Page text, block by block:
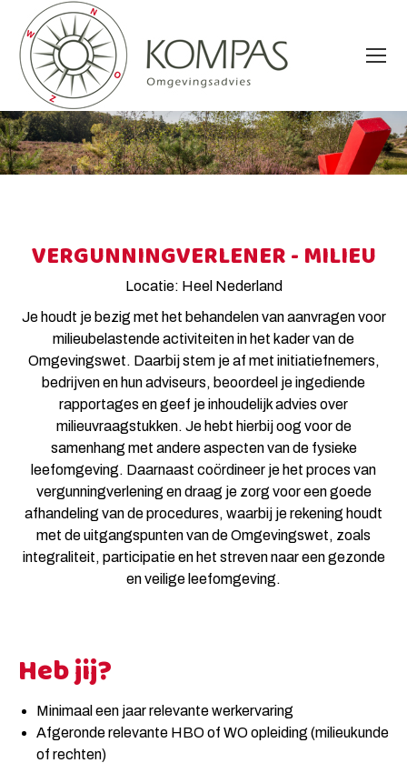
VERGUNNINGVERLENER - MILIEU
Locatie: Heel Nederland
Je houdt je bezig met het behandelen van aanvragen voor
milieubelastende activiteiten in het kader van de
Omgevingswet. Daarbij stem je af met initiatiefnemers,
bedrijven en hun adviseurs, beoordeel je ingediende
rapportages en geef je inhoudelijk advies over
milieuvraagstukken. Je hebt hierbij oog voor de
samenhang met andere aspecten van de fysieke
leefomgeving. Daarnaast coördineer je het proces van
vergunningverlening en draag je zorg voor een goede
afhandeling van de procedures, waarbij je rekening houdt
met de uitgangspunten van de Omgevingswet, zoals
integraliteit, participatie en het streven naar een gezonde
en veilige leefomgeving.
Heb jij?
Minimaal een jaar relevante werkervaring
Afgeronde relevante HBO of WO opleiding (milieukunde
of rechten)